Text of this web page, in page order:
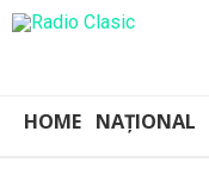
HOME NAȚIONAL